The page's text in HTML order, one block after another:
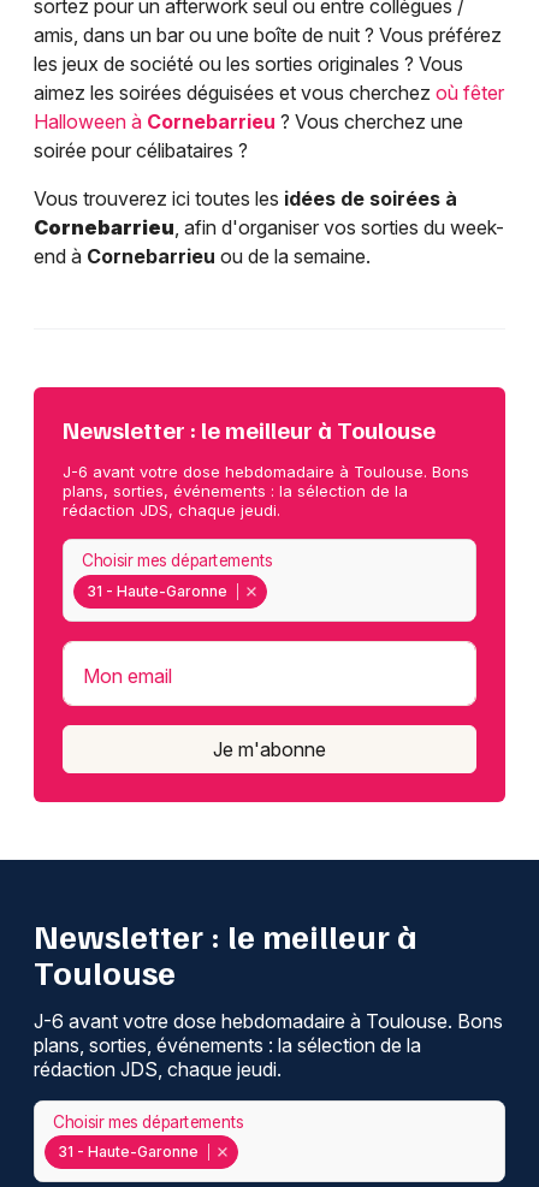
sortez pour un afterwork seul ou entre collègues /
amis, dans un bar ou une boîte de nuit ? Vous préférez
les jeux de société ou les sorties originales ? Vous
aimez les soirées déguisées et vous cherchez où fêter
Halloween à Cornebarrieu ? Vous cherchez une
soirée pour célibataires ?
Vous trouverez ici toutes les idées de soirées à
Cornebarrieu, afin d'organiser vos sorties du week-
end à Cornebarrieu ou de la semaine.
Newsletter : le meilleur à Toulouse
J-6 avant votre dose hebdomadaire à Toulouse. Bons
plans, sorties, événements : la sélection de la
rédaction JDS, chaque jeudi.
31 - Haute-Garonne
Choisir mes départements
Mon email
Je m'abonne
Newsletter : le meilleur à
Toulouse
J-6 avant votre dose hebdomadaire à Toulouse. Bons
plans, sorties, événements : la sélection de la
rédaction JDS, chaque jeudi.
31 - Haute-Garonne
Choisir mes départements